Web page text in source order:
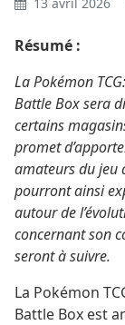
Résumé :
La Pokémon
Battle Box sera
certains
promet
amateurs du jeu
pourront ainsi
autour de
concernant son
seront à suivre.
La Pokémon
Battle Box est